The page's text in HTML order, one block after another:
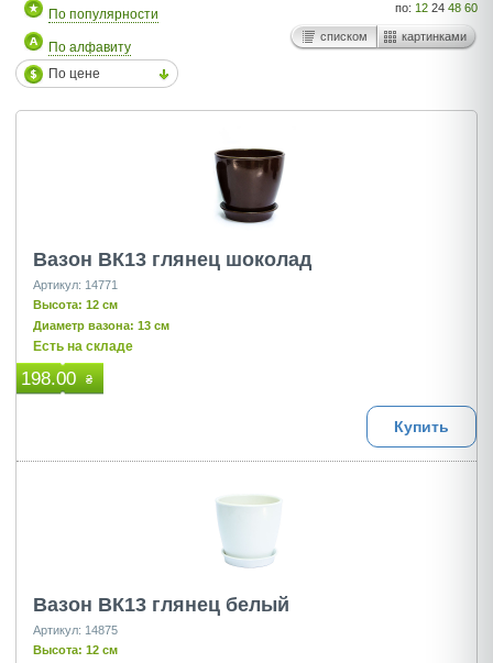
По популярности
По алфавиту
По цене
по: 12 24 48 60
списком картинками
Вазон ВК13 глянец шоколад
Артикул: 14771
Высота: 12 см
Диаметр вазона: 13 см
Есть на складе
198.00 ₴
Купить
Вазон ВК13 глянец белый
Артикул: 14875
Высота: 12 см